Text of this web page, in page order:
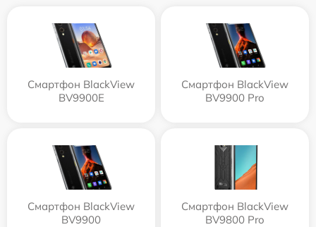
Смартфон BlackView
BV9900E
Смартфон BlackView
BV9900 Pro
Смартфон BlackView
BV9900
Смартфон BlackView
BV9800 Pro